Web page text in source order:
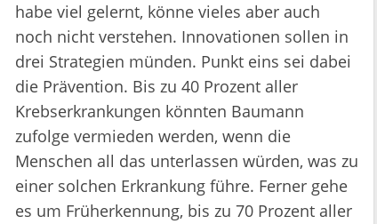
habe viel gelernt, könne vieles aber auch
noch nicht verstehen. Innovationen sollen in
drei Strategien münden. Punkt eins sei dabei
die Prävention. Bis zu 40 Prozent aller
Krebserkrankungen könnten Baumann
zufolge vermieden werden, wenn die
Menschen all das unterlassen würden, was zu
einer solchen Erkrankung führe. Ferner gehe
es um Früherkennung, bis zu 70 Prozent aller